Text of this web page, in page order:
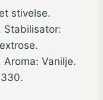
stivelse.
Stabilisator:
Aroma: Vanilje.